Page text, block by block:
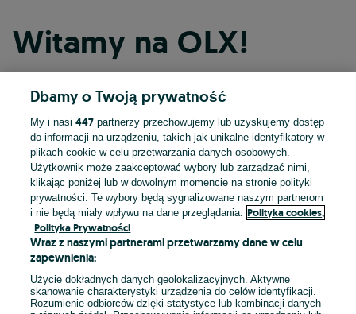
Witamy na OLX!
Kontynuuj przez Facebooka
Kontynuuj przez konto Apple
Kontynuuj przez konto Google
LUB
Dbamy o Twoją prywatność
My i nasi447 partnerzy przechowujemy lub uzyskujemy dostęp
do informacji na urządzeniu, takich jak unikalne identyfikatory w
plikach cookie w celu przetwarzania danych osobowych.
Użytkownik może zaakceptować wybory lub zarządzać nimi,
klikając poniżej lub w dowolnym momencie na stronie polityki
prywatności. Te wybory będą sygnalizowane naszym partnerom
i nie będą miały wpływu na dane przeglądania.
Polityka cookies,
Polityka Prywatności
Wraz z naszymi partnerami przetwarzamy dane w celu
zapewnienia:
Użycie dokładnych danych geolokalizacyjnych. Aktywne
skanowanie charakterystyki urządzenia do celów identyfikacji.
Rozumienie odbiorców dzięki statystyce lub kombinacji danych